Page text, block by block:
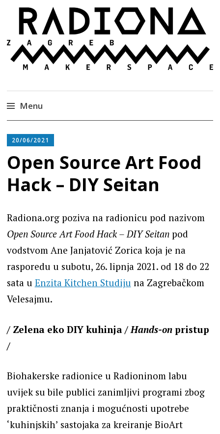
Radiona
Association for Development of 'do-it-yourself'
Menu
to
20/06/2021
Open Source Art Food
Hack – DIY Seitan
Radiona.org poziva na radionicu pod nazivom
Open Source Art Food Hack – DIY Seitanpod
vodstvom Ane Janjatović Zorica koja je na
rasporedu u subotu, 26. lipnja 2021. od 18 do 22
sata u Enzita Kitchen Studiju na Zagrebačkom
Velesajmu.
/ Zelena eko DIY kuhinja / Hands-onpristup
/
Biohakerske radionice u Radioninom labu
uvijek su bile publici zanimljivi programi zbog
praktičnosti znanja i mogućnosti upotrebe
‘kuhinjskih’ sastojaka za kreiranje BioArt